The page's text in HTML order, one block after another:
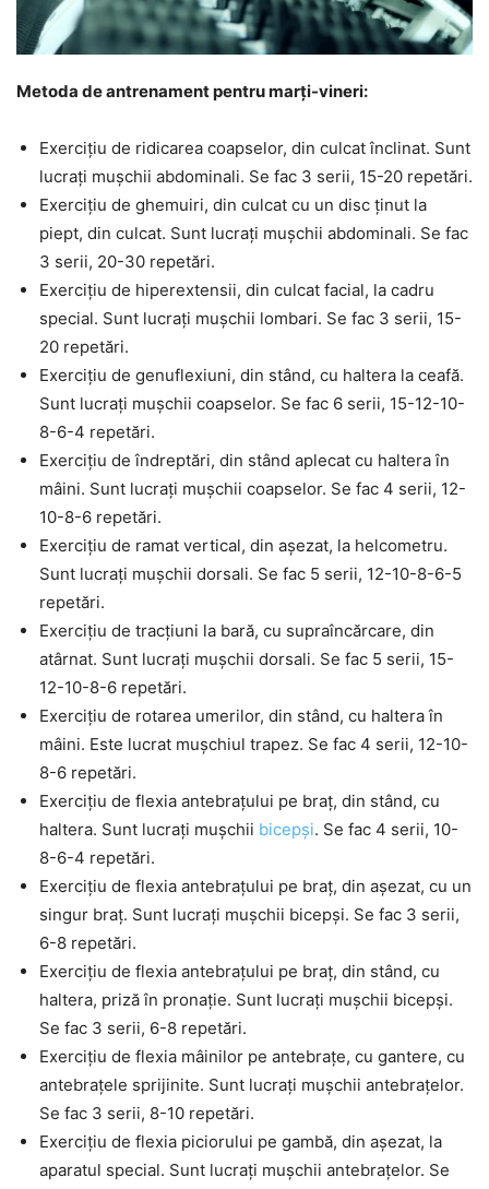
Metoda de antrenament pentru marți-vineri:
Exercițiu de ridicarea coapselor, din culcat înclinat. Sunt
lucrați mușchii abdominali. Se fac 3 serii, 15-20 repetări.
Exercițiu de ghemuiri, din culcat cu un disc ținut la
piept, din culcat. Sunt lucrați mușchii abdominali. Se fac
3 serii, 20-30 repetări.
Exercițiu de hiperextensii, din culcat facial, la cadru
special. Sunt lucrați mușchii lombari. Se fac 3 serii, 15-
20 repetări.
Exercițiu de genuflexiuni, din stând, cu haltera la ceafă.
Sunt lucrați mușchii coapselor. Se fac 6 serii, 15-12-10-
8-6-4 repetări.
Exercițiu de îndreptări, din stând aplecat cu haltera în
mâini. Sunt lucrați mușchii coapselor. Se fac 4 serii, 12-
10-8-6 repetări.
Exercițiu de ramat vertical, din așezat, la helcometru.
Sunt lucrați mușchii dorsali. Se fac 5 serii, 12-10-8-6-5
repetări.
Exercițiu de tracțiuni la bară, cu supraîncărcare, din
atârnat. Sunt lucrați mușchii dorsali. Se fac 5 serii, 15-
12-10-8-6 repetări.
Exercițiu de rotarea umerilor, din stând, cu haltera în
mâini. Este lucrat mușchiul trapez. Se fac 4 serii, 12-10-
8-6 repetări.
Exercițiu de flexia antebrațului pe braț, din stând, cu
haltera. Sunt lucrați mușchii bicepși. Se fac 4 serii, 10-
8-6-4 repetări.
Exercițiu de flexia antebrațului pe braț, din așezat, cu un
singur braț. Sunt lucrați mușchii bicepși. Se fac 3 serii,
6-8 repetări.
Exercițiu de flexia antebrațului pe braț, din stând, cu
haltera, priză în pronație. Sunt lucrați mușchii bicepși.
Se fac 3 serii, 6-8 repetări.
Exercițiu de flexia mâinilor pe antebrațe, cu gantere, cu
antebrațele sprijinite. Sunt lucrați mușchii antebrațelor.
Se fac 3 serii, 8-10 repetări.
Exercițiu de flexia piciorului pe gambă, din așezat, la
aparatul special. Sunt lucrați mușchii antebrațelor. Se